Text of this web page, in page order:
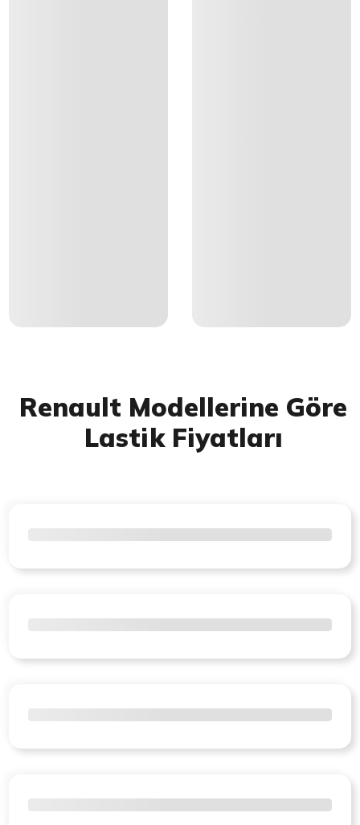
Renault Modellerine Göre
Lastik Fiyatları